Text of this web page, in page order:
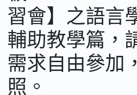
習會】之語言
輔助教學篇，
需求自由參加
照。